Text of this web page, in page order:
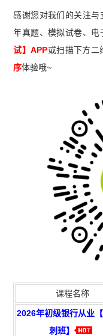
感谢您对我们的关注
年真题、模拟试卷、电
试】APP或扫描下方二
序体验哦~
课程名称
2026年初级银行从业
刺班】